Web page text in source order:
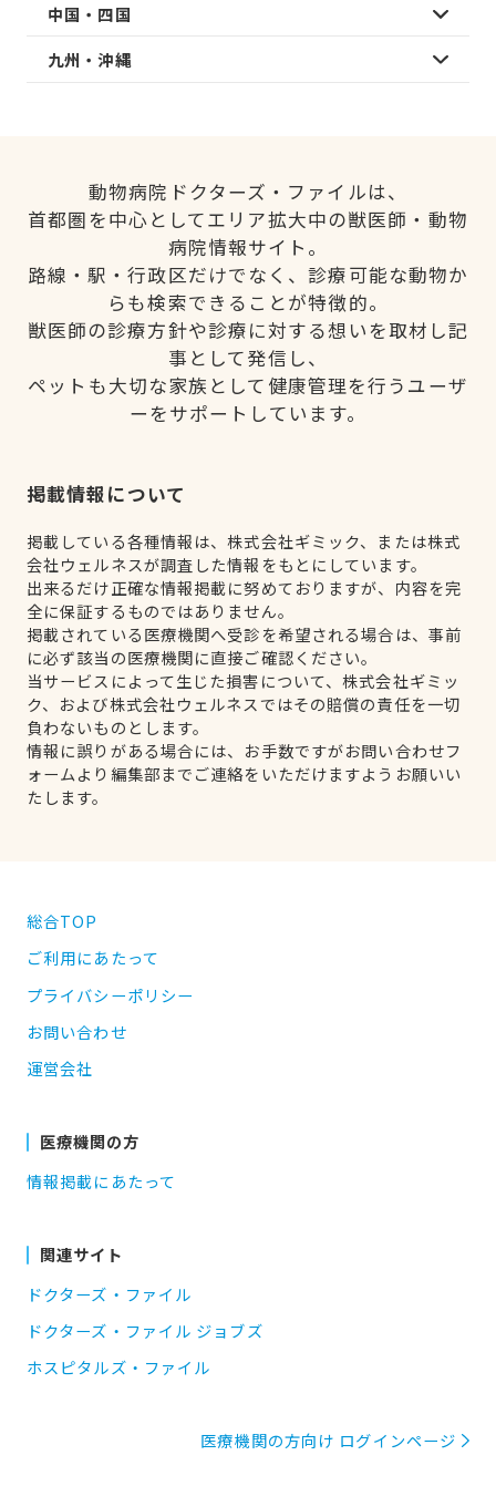
中国・四国
九州・沖縄
動物病院ドクターズ・ファイルは、
首都圏を中心としてエリア拡大中の獣医師・動物
病院情報サイト。
路線・駅・行政区だけでなく、診療可能な動物か
らも検索できることが特徴的。
獣医師の診療方針や診療に対する想いを取材し記
事として発信し、
ペットも大切な家族として健康管理を行うユーザ
ーをサポートしています。
掲載情報について
掲載している各種情報は、株式会社ギミック、または株式
会社ウェルネスが調査した情報をもとにしています。
出来るだけ正確な情報掲載に努めておりますが、内容を完
全に保証するものではありません。
掲載されている医療機関へ受診を希望される場合は、事前
に必ず該当の医療機関に直接ご確認ください。
当サービスによって生じた損害について、株式会社ギミッ
ク、および株式会社ウェルネスではその賠償の責任を一切
負わないものとします。
情報に誤りがある場合には、お手数ですがお問い合わせフ
ォームより編集部までご連絡をいただけますようお願いい
たします。
総合TOP
ご利用にあたって
プライバシーポリシー
お問い合わせ
運営会社
医療機関の方
情報掲載にあたって
関連サイト
ドクターズ・ファイル
ドクターズ・ファイル ジョブズ
ホスピタルズ・ファイル
医療機関の方向け ログインページ